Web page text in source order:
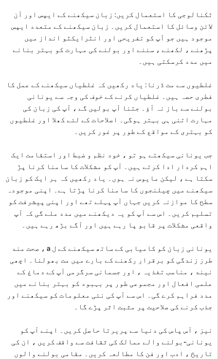
ٹکنالوجی کا استعمال کریں: زبان سیکھنے کے ایپس اور آن
لائن وسائل کا استعمال کریں۔ زبان سیکھنے کے متعدد ایپس
موجود ہیں جو آپ کو تفریحی اور انٹرایکٹو انداز میں
پڑھنے ، لکھنے ، سننے اور بولنے کی مہارت کو بہتر بنانے
میں مدد کرسکتی ہیں۔
غلطیوں سے مت ڈرنا: یاد رکھیں کہ غلطیاں سیکھنے کے عمل کا
فطری حصہ ہیں۔ غلطیاں کرنے کے خوف کی وجہ سے یونانی
بولنے سے باز نہ آؤ۔ جتنا آپ بولیں گے ، آپ کی زبان کی
مہارت اتنی ہی بہتر ہوگی۔ اصلاحات کے لئے کھلا اور غلطیوں
کو بہتری کے مواقع کے طور پر غور کریں۔
جب یونانی سیکھتے ہو تو ، خود نظم و ضبط اور استقامت ایک
اہم کردار ادا کرتے ہیں۔ آپ کو مشکلات کا سامنا کرنا پڑ
سکتا ہے ، لیکن مایوس نہ ہوں۔ یاد رکھیں کہ ہر ایک کو زبان
سیکھنے میں چیلنجوں کا سامنا کرنا پڑتا ہے۔ اپنی موجودہ
سطح کا موازنہ کریں جہاں آپ پہلے تھے اور اپنی پیشرفت کو
تسلیم کریں۔ اس سے آپ کو یہ دیکھنے میں مدد ملے گی کہ آپ
واقعی مشکلات پر قابو پا رہے ہیں اور آگے بڑھ رہے ہیں۔
یونانی زبان کو کامیابی کے ساتھ سیکھنے کے ل a ، صحت مند
طرز زندگی کو برقرار رکھنے کے بارے میں مت بھولنا۔ اچھی
نیند ، مناسب تغذیہ ، اور جسمانی سرگرمی آپ کے دماغ کے
علمی افعال اور مجموعی طور پر بہبود کو بہتر بنانے میں
مدد فراہم کرے گی۔ اس سے آپ کی نئی معلومات کو سیکھنے اور
جذب کرنے کی صلاحیت پر مثبت اثر پڑے گا۔
نیز ، آس پاس کی دنیا سے پریرتا حاصل کریں۔ اپنے آپ کو
یونانی-بولنے والے ممالک کی ثقافت سے واقف کریں ، ان کی
تاریخ ، ادب اور فن کا مطالعہ کریں۔ مقامی بولنے والوں